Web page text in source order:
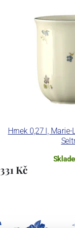
Hrnek 0,27 l,
331 Kč